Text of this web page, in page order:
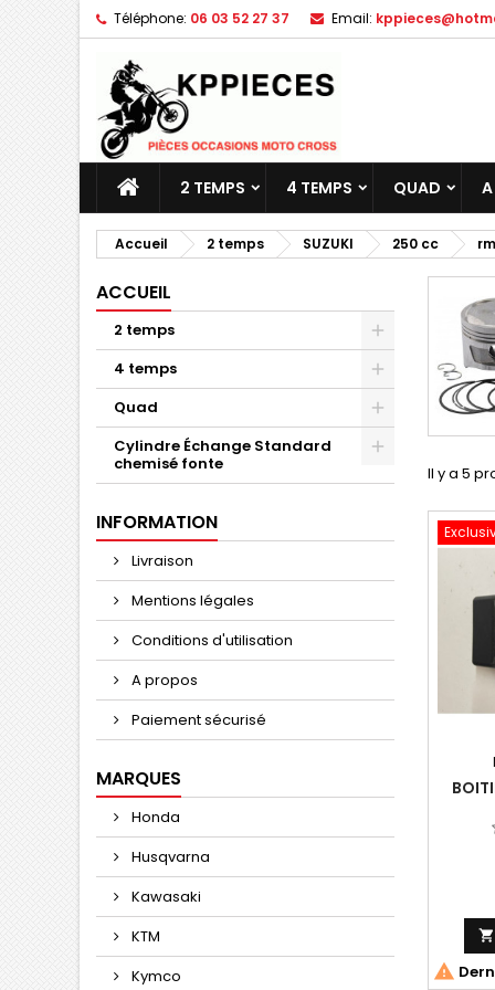
Téléphone: 06 03 52 27 37 Email:
2 TEMPS 4 TEMPS QUAD
Accueil 2 temps SUZUKI 250 cc
ACCUEIL
2 temps
4 temps
Quad
Cylindre Échange Standard
chemisé fonte
INFORMATION
Livraison
Mentions légales
Conditions d'utilisation
A propos
Paiement sécurisé
MARQUES
Honda
Husqvarna
Kawasaki
KTM
Kymco
Il y a 5

